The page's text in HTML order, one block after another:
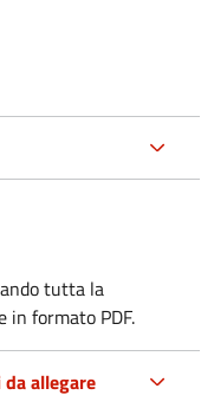
tutta la
in formato PDF.
allegare